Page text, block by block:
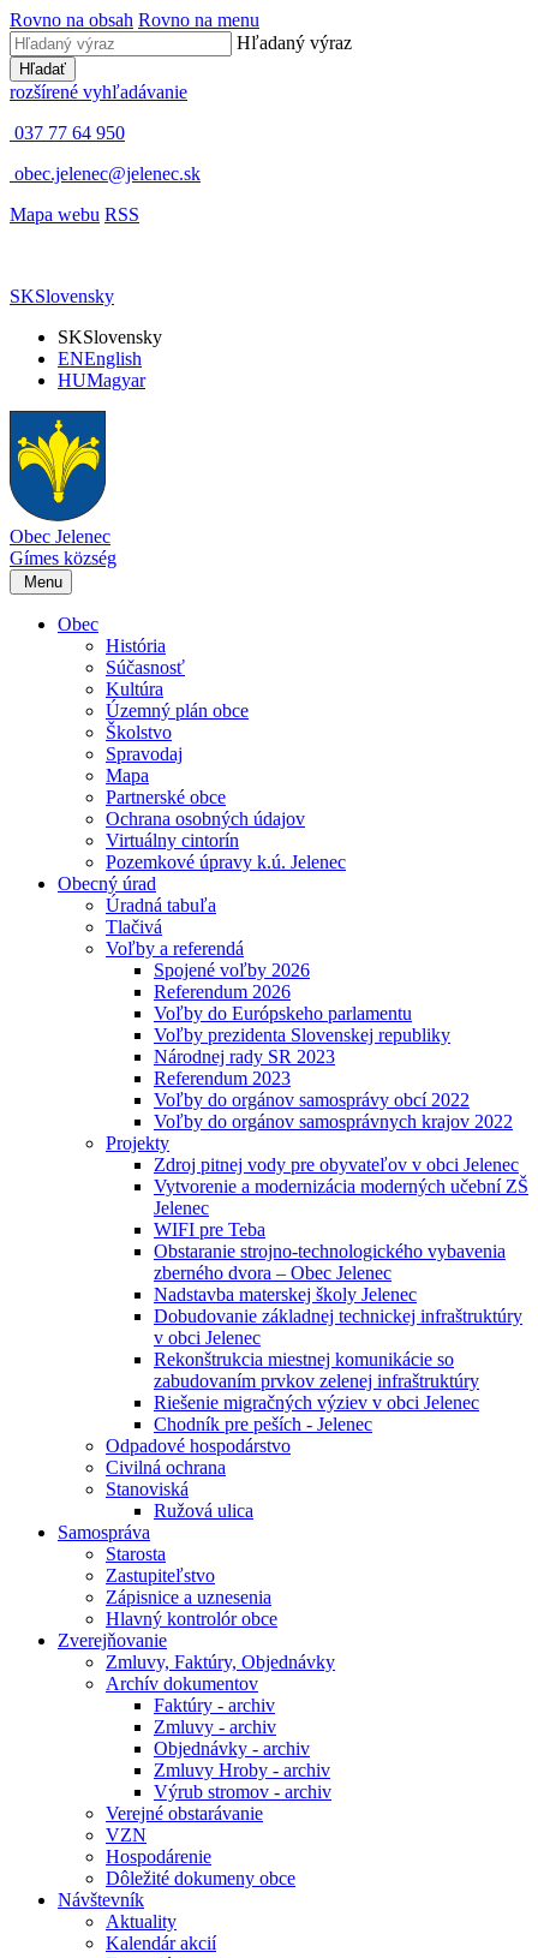
Rovno na obsah Rovno na menu
Hľadaný výraz
Hľadať
rozšírené vyhľadávanie
037 77 64 950
obec.jelenec@jelenec.sk
Mapa webu RSS
SKSlovensky
SKSlovensky
ENEnglish
HUMagyar
Obec Jelenec
Gímes község
Menu
Obec
História
Súčasnosť
Kultúra
Územný plán obce
Školstvo
Spravodaj
Mapa
Partnerské obce
Ochrana osobných údajov
Virtuálny cintorín
Pozemkové úpravy k.ú. Jelenec
Obecný úrad
Úradná tabuľa
Tlačivá
Voľby a referendá
Spojené voľby 2026
Referendum 2026
Voľby do Európskeho parlamentu
Voľby prezidenta Slovenskej republiky
Národnej rady SR 2023
Referendum 2023
Voľby do orgánov samosprávy obcí 2022
Voľby do orgánov samosprávnych krajov 2022
Projekty
Zdroj pitnej vody pre obyvateľov v obci Jelenec
Vytvorenie a modernizácia moderných učební ZŠ
Jelenec
WIFI pre Teba
Obstaranie strojno-technologického vybavenia
zberného dvora – Obec Jelenec
Nadstavba materskej školy Jelenec
Dobudovanie základnej technickej infraštruktúry
v obci Jelenec
Rekonštrukcia miestnej komunikácie so
zabudovaním prvkov zelenej infraštruktúry
Riešenie migračných výziev v obci Jelenec
Chodník pre peších - Jelenec
Odpadové hospodárstvo
Civilná ochrana
Stanoviská
Ružová ulica
Samospráva
Starosta
Zastupiteľstvo
Zápisnice a uznesenia
Hlavný kontrolór obce
Zverejňovanie
Zmluvy, Faktúry, Objednávky
Archív dokumentov
Faktúry - archiv
Zmluvy - archiv
Objednávky - archiv
Zmluvy Hroby - archiv
Výrub stromov - archiv
Verejné obstarávanie
VZN
Hospodárenie
Dôležité dokumeny obce
Návštevník
Aktuality
Kalendár akcií